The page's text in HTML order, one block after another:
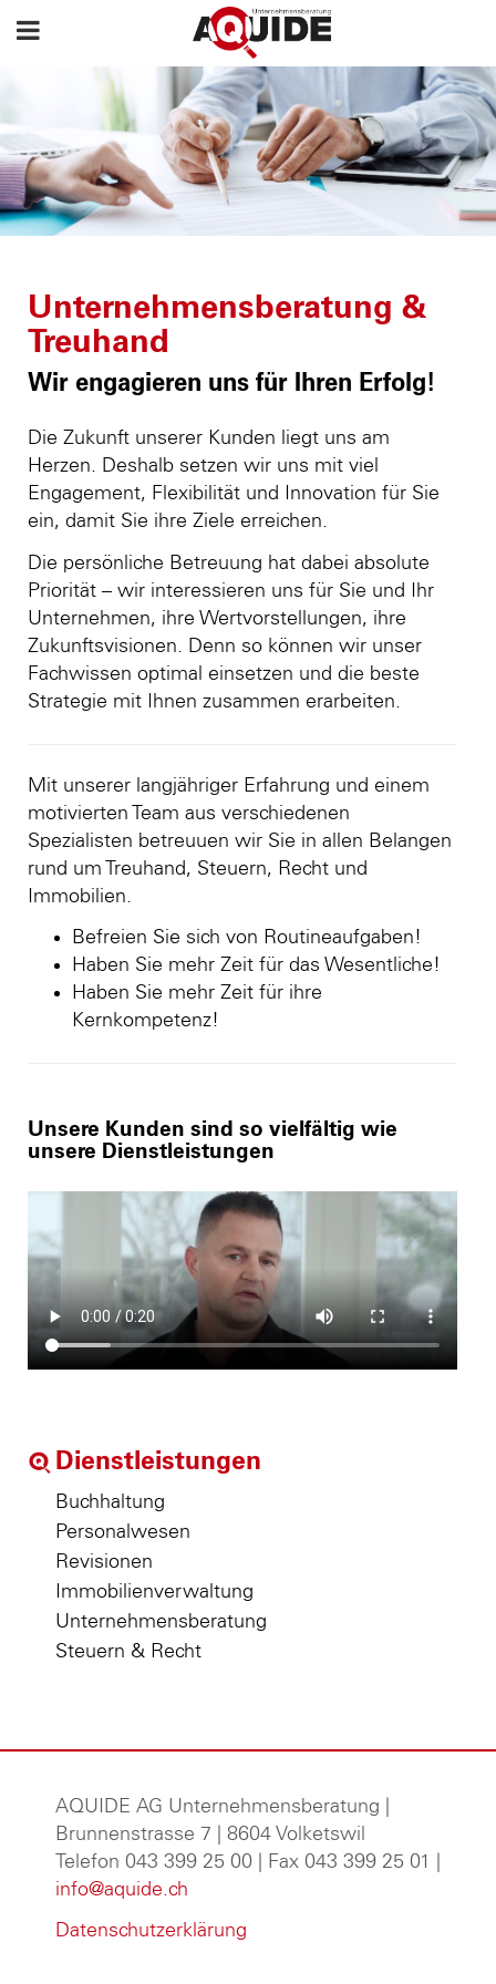
Unternehmensberatung &
Treuhand
Wir engagieren uns für Ihren Erfolg!
Die Zukunft unserer Kunden liegt uns am
Herzen. Deshalb setzen wir uns mit viel
Engagement, Flexibilität und Innovation für Sie
ein, damit Sie ihre Ziele erreichen.
Die persönliche Betreuung hat dabei absolute
Priorität – wir interessieren uns für Sie und Ihr
Unternehmen, ihre Wertvorstellungen, ihre
Zukunftsvisionen. Denn so können wir unser
Fachwissen optimal einsetzen und die beste
Strategie mit Ihnen zusammen erarbeiten.
Mit unserer langjähriger Erfahrung und einem
motivierten Team aus verschiedenen
Spezialisten betreuuen wir Sie in allen Belangen
rund um Treuhand, Steuern, Recht und
Immobilien.
Befreien Sie sich von Routineaufgaben!
Haben Sie mehr Zeit für das Wesentliche!
Haben Sie mehr Zeit für ihre
Kernkompetenz!
Unsere Kunden sind so vielfältig wie
unsere Dienstleistungen
Dienstleistungen
Buchhaltung
Personalwesen
Revisionen
Immobilienverwaltung
Unternehmensberatung
Steuern & Recht
AQUIDE AG Unternehmensberatung
Brunnenstrasse 7 | 8604 Volketswil
Telefon 043 399 25 00 | Fax 043 399 25 01 |
info@aquide.ch
Datenschutzerklärung